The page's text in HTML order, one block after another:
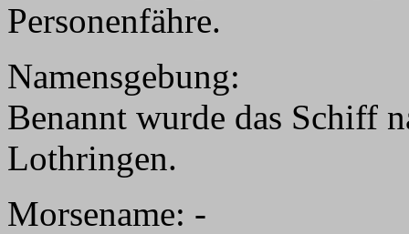
Personenfähre.
Namensgebung:
Benannt wurde das Schiff
Lothringen.
Morsename: -